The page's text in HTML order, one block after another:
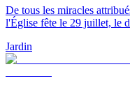
De tous les miracles
l'Église fête le 29 juillet, le
Jardin